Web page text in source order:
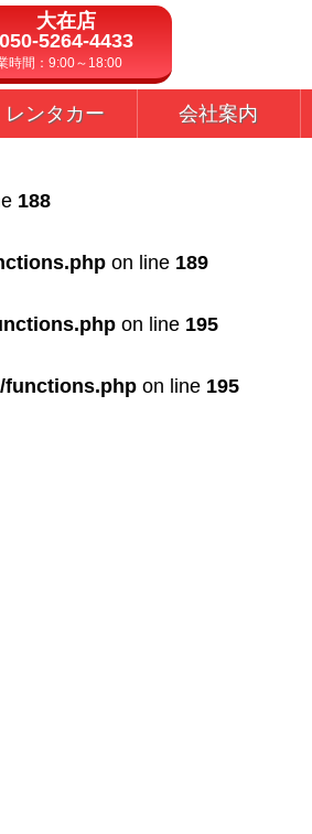
大在店
050-5264-4433
時間：9:00～18:00
レンタカー 会社案内
188
on line 189
on line 195
functions.php on line 195